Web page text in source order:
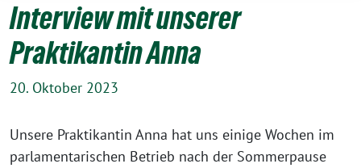
Interview mit unserer
Praktikantin Anna
20. Oktober 2023
Unsere Praktikantin Anna hat uns einige Wochen im
parlamentarischen Betrieb nach der Sommerpause